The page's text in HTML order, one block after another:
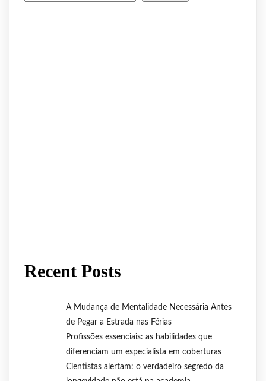
Recent Posts
A Mudança de Mentalidade Necessária Antes
de Pegar a Estrada nas Férias
Profissões essenciais: as habilidades que
diferenciam um especialista em coberturas
Cientistas alertam: o verdadeiro segredo da